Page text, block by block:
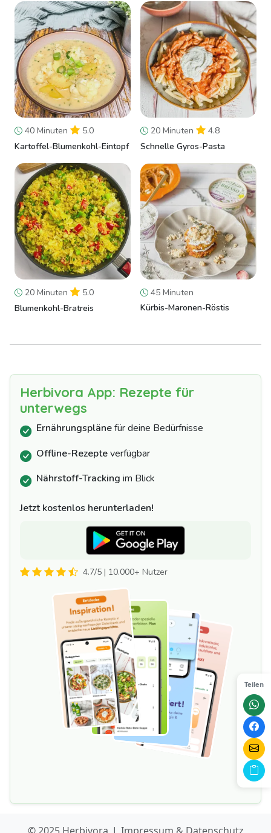
Teilen
40 Minuten
5.0
Kartoffel-Blumenkohl-Eintopf
20 Minuten
4.8
Schnelle Gyros-Pasta
20 Minuten
5.0
Blumenkohl-Bratreis
45 Minuten
Kürbis-Maronen-Röstis
Herbivora App: Rezepte für
unterwegs
Ernährungsplänefür deine Bedürfnisse
Offline-Rezepteverfügbar
Nährstoff-Tracking im Blick
Jetzt kostenlos herunterladen!
4.7/5 | 10.000+ Nutzer